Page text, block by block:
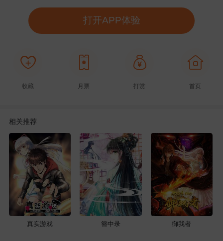
打开APP体验
收藏 月票 打赏 首页
相关推荐
真实游戏 簪中录 御我者